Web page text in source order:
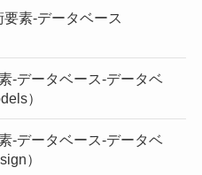
素-データベース
-データベース-データベ
）
-データベース-データベ
）